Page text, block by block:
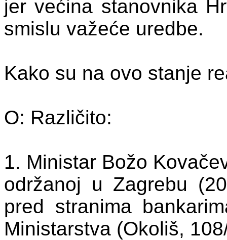
jer većina stanovnika
smislu važeće uredbe.
Kako su na ovo stanje
O: Različito:
1. Ministar Božo
održanoj u Zagrebu
pred stranima
Ministarstva (Okoliš,